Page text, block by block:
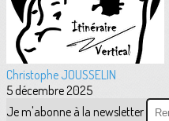
Christophe JOUSSELIN
5 décembre 2025
Je m'abonne à la newsletter